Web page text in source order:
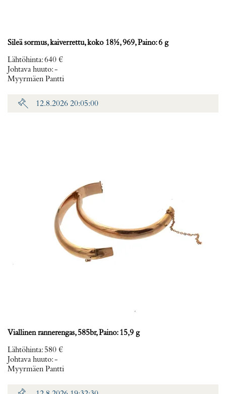
Sileä sormus, kaiverrettu, koko 18½, 969, Paino: 6 g
Lähtöhinta:640 €
Johtava huuto:-
Myyrmäen Pantti
12.8.2026 20:05:00
Viallinen rannerengas, 585br, Paino: 15,9 g
Lähtöhinta: 580 €
Johtava huuto:-
Myyrmäen Pantti